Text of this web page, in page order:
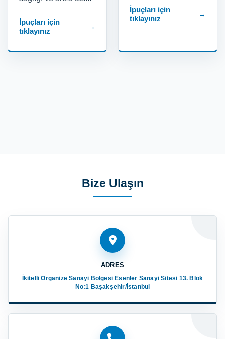
İpuçları için
tıklayınız
→
İpuçları için
tıklayınız
→
Bize Ulaşın
ADRES
İkitelli Organize Sanayi Bölgesi Esenler Sanayi Sitesi 13. Blok
No:1 Başakşehir/İstanbul